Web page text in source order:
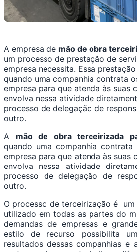
A empresa de mão de obra
um processo de prestação de
empresa necessita. Essa
quando uma companhia contrata
empresa para que atenda às suas
envolva nessa atividade
processo de delegação de
outro.
A mão de obra terceirizada
quando uma companhia
empresa para que atenda às suas
envolva nessa atividade
processo de delegação de
outro.
O processo de terceirização é
utilizado em todas as partes do
demandas de empresas e
estilo de recurso possibilita
resultados dessas companhias e